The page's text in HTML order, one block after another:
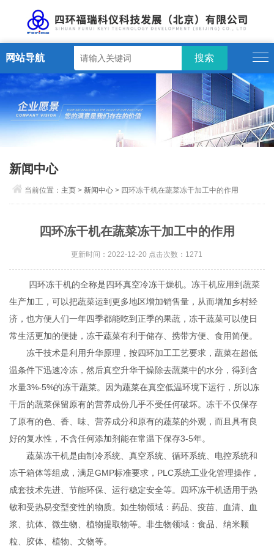
网站导航
新闻中心
当前位置： 主页 > 新闻中心 > 四环冻干机在蔬菜冻干加工中的作用
四环冻干机在蔬菜冻干加工中的作用
更新时间：2022-12-20 点击次数：1271
四环冻干机的全称是四环真空冷冻干燥机。冻干机应用到蔬菜
生产加工，可以把蔬菜运到更多地区增加销售量，从而增加乡村经
济，也方便人们一年四季都能吃到正季的果蔬，冻干蔬菜可以使日
常生活更加的便捷，冻干蔬菜有利于储存、携带方便、食用简便。
冻干技术是利用升华原理，按四环加工工艺要求，蔬菜在超低
温条件下迅速冷冻，然后真空升华干燥除去蔬菜中的水分，得到含
水量3%-5%的冻干蔬菜。因为蔬菜在真空低温环境下运行，所以冻
干后的蔬菜保留原有的营养成份几乎不受任何破坏。冻干不仅保存
了原有的色、香、味、营养成分和原有的蔬菜的外观，而且具有良
好的复水性，不含任何添加剂能在常温下保存3-5年。
蔬菜冻干机是由制冷系统、真空系统、循环系统、电控系统和
冻干箱体等组成，满足GMP标准要求，PLC系统工业化管理操作，
成套技术先进、节能环保、运行稳定安全等。四环冻干机适用于热
敏和受热易变型变性的物质。如生物领域：药品、疫苗、血清、血
浆、抗体、微生物、植物提取物等。非生物领域：食品、纳米颗
粒、胶体、植物、文物等。